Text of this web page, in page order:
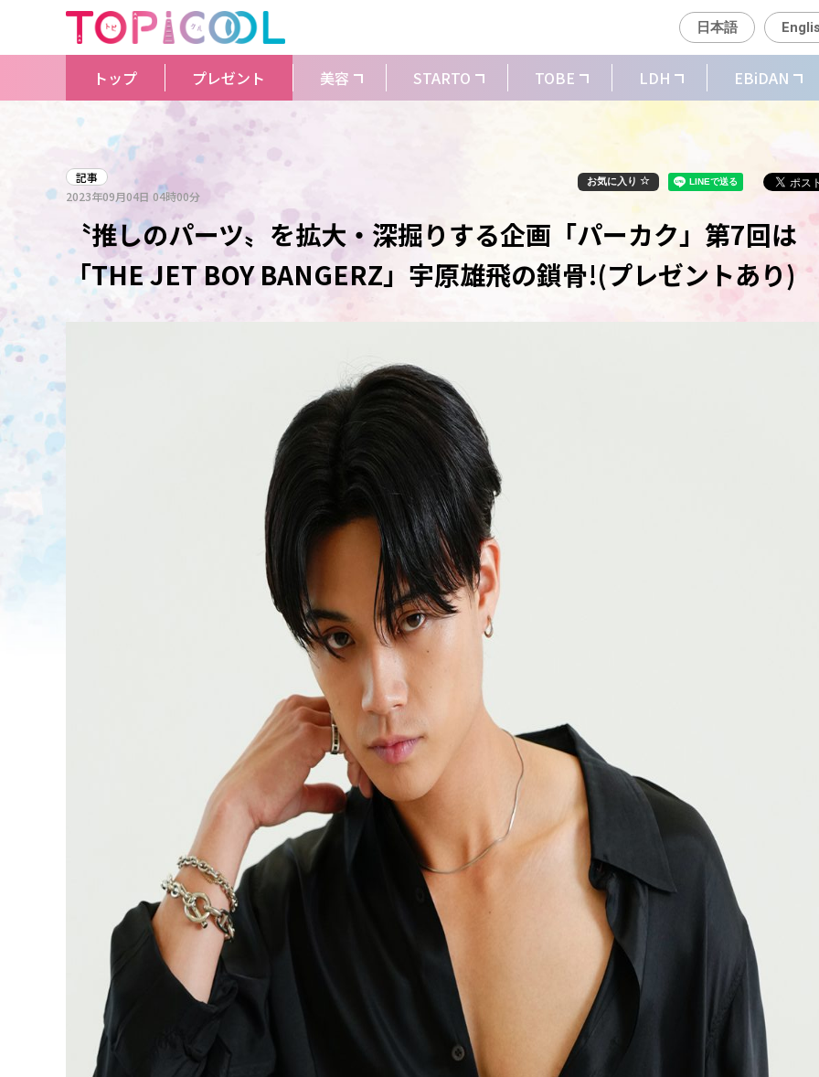
日本語
トップ プレゼント 美容 STARTO TOBE LDH EBiDAN
記事
2023年09月04日 04時00分
お気に入り
〝推しのパーツ〟を拡大・深掘りする企画「パーカク」第7回は
「THE JET BOY BANGERZ」宇原雄飛の鎖骨!(プレゼントあり)